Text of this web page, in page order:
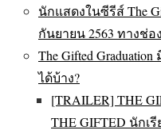
นักแสดงในซีรีส์ The
กันยายน 2563 ทางช่อ
The Gifted
ได้บ้าง?
[TRAILER] THE
THE GIFTED นักเ